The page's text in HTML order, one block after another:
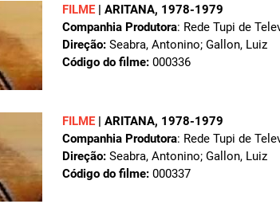
FILME | ARITANA, 1978-1979
Companhia Produtora: Rede Tupi de
Direção: Seabra, Antonino; Gallon, Luiz
Código do filme: 000336
FILME | ARITANA, 1978-1979
Companhia Produtora: Rede Tupi de
Direção: Seabra, Antonino; Gallon, Luiz
Código do filme: 000337